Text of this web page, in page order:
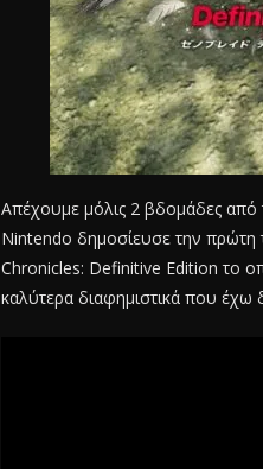
Απέχουμε μόλις 2 βδομάδες
Nintendo δημοσίευσε την πρώτη
Chronicles: Definitive Edition το
καλύτερα διαφημιστικά που έχω